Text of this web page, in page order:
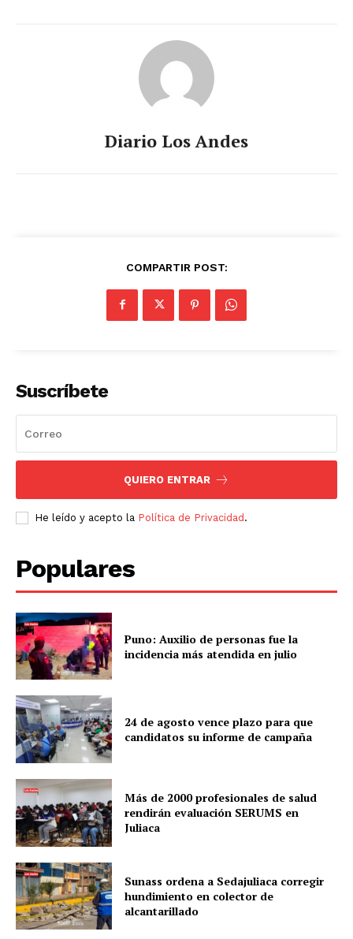
Diario Los Andes
COMPARTIR POST:
Suscríbete
QUIERO ENTRAR
He leído y acepto la Política de Privacidad.
Populares
Puno: Auxilio de personas fue la
incidencia más atendida en julio
24 de agosto vence plazo para que
candidatos su informe de campaña
Más de 2000 profesionales de salud
rendirán evaluación SERUMS en
Juliaca
Sunass ordena a Sedajuliaca corregir
hundimiento en colector de
alcantarillado